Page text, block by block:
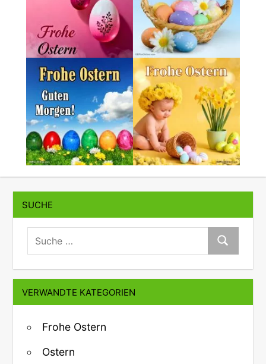
SUCHE
suche:
Suche
VERWANDTE KATEGORIEN
Frohe Ostern
Ostern